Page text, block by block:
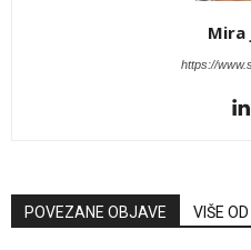
Mira
https://
POVEZANE OBJAVE VIŠE